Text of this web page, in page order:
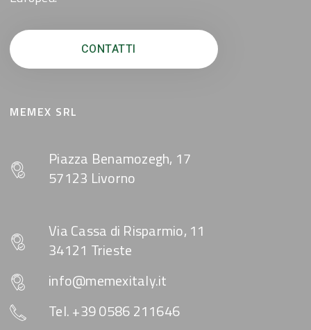
CONTATTI
MEMEX SRL
Piazza Benamozegh, 17
57123 Livorno
Via Cassa di Risparmio, 11
34121 Trieste
info@memexitaly.it
Tel. +39 0586 211646